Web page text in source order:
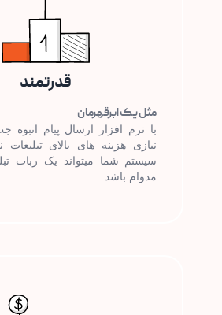
قدرتمند
مثل یک ابرقهرمان
با نرم افزار ارسال پیام انبوه
نیازی هزینه های بالای
سیستم شما میتواند یک ربات
مدوام باشد